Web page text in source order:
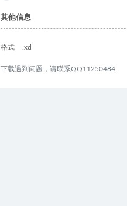
其他信息
格式 .xd
下载遇到问题，请联系QQ11250484